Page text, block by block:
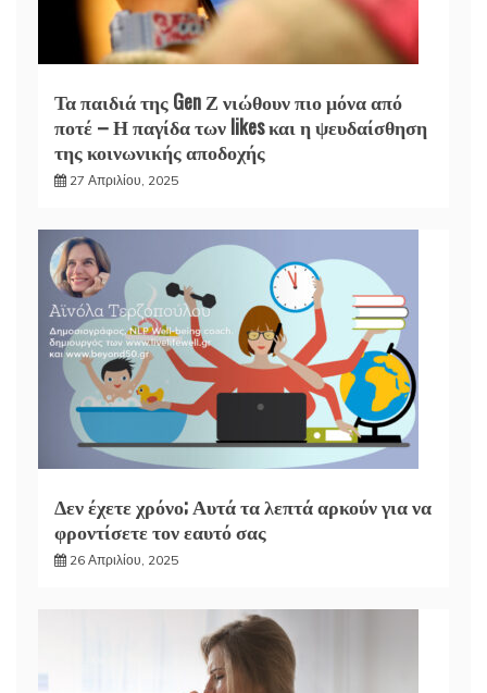
Τα παιδιά της Gen Ζ νιώθουν πιο μόνα από
ποτέ – Η παγίδα των likes και η ψευδαίσθηση
της κοινωνικής αποδοχής
27 Απριλίου, 2025
Δεν έχετε χρόνο; Αυτά τα λεπτά αρκούν για να
φροντίσετε τον εαυτό σας
26 Απριλίου, 2025